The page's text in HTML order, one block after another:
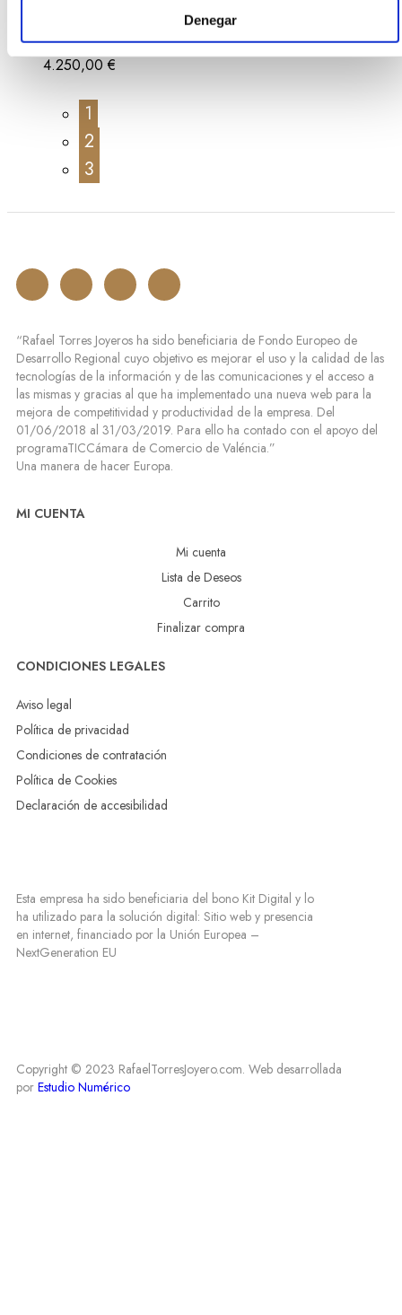
Denegar
4.250,00€
1
2
3
“Rafael Torres Joyeros ha sido beneficiaria de Fondo Europeo de
Desarrollo Regional cuyo objetivo es mejorar el uso y la calidad de las
tecnologías de la información y de las comunicaciones y el acceso a
las mismas y gracias al que ha implementado una nueva web para la
mejora de competitividad y productividad de la empresa. Del
01/06/2018 al 31/03/2019. Para ello ha contado con el apoyo del
programaTICCámara de Comercio de Valéncia.”
Una manera de hacer Europa.
MI CUENTA
Mi cuenta
Lista de Deseos
Carrito
Finalizar compra
CONDICIONES LEGALES
Aviso legal
Política de privacidad
Condiciones de contratación
Política de Cookies
Declaración de accesibilidad
Esta empresa ha sido beneficiaria del bono Kit Digital y lo
ha utilizado para la solución digital: Sitio web y presencia
en internet, financiado por la Unión Europea –
NextGeneration EU
Copyright © 2023 RafaelTorresJoyero.com. Web desarrollada
por Estudio Numérico